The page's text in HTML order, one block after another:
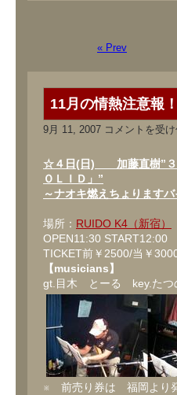
« Prev
11月の情熱注意報！
9月 11, 2007 11
熱
意
コメントを受
☆４日(日) 加藤直樹”３
ＯＬＩＤ」”
～ナオキ燃えちょりますバ
場所： RUIDO K4（新宿）
OPEN11:30 START12:00
TICKET前￥2500/当￥
【musicians】
gt.目木 とーる key.た
※ 前売り券は 福岡より発